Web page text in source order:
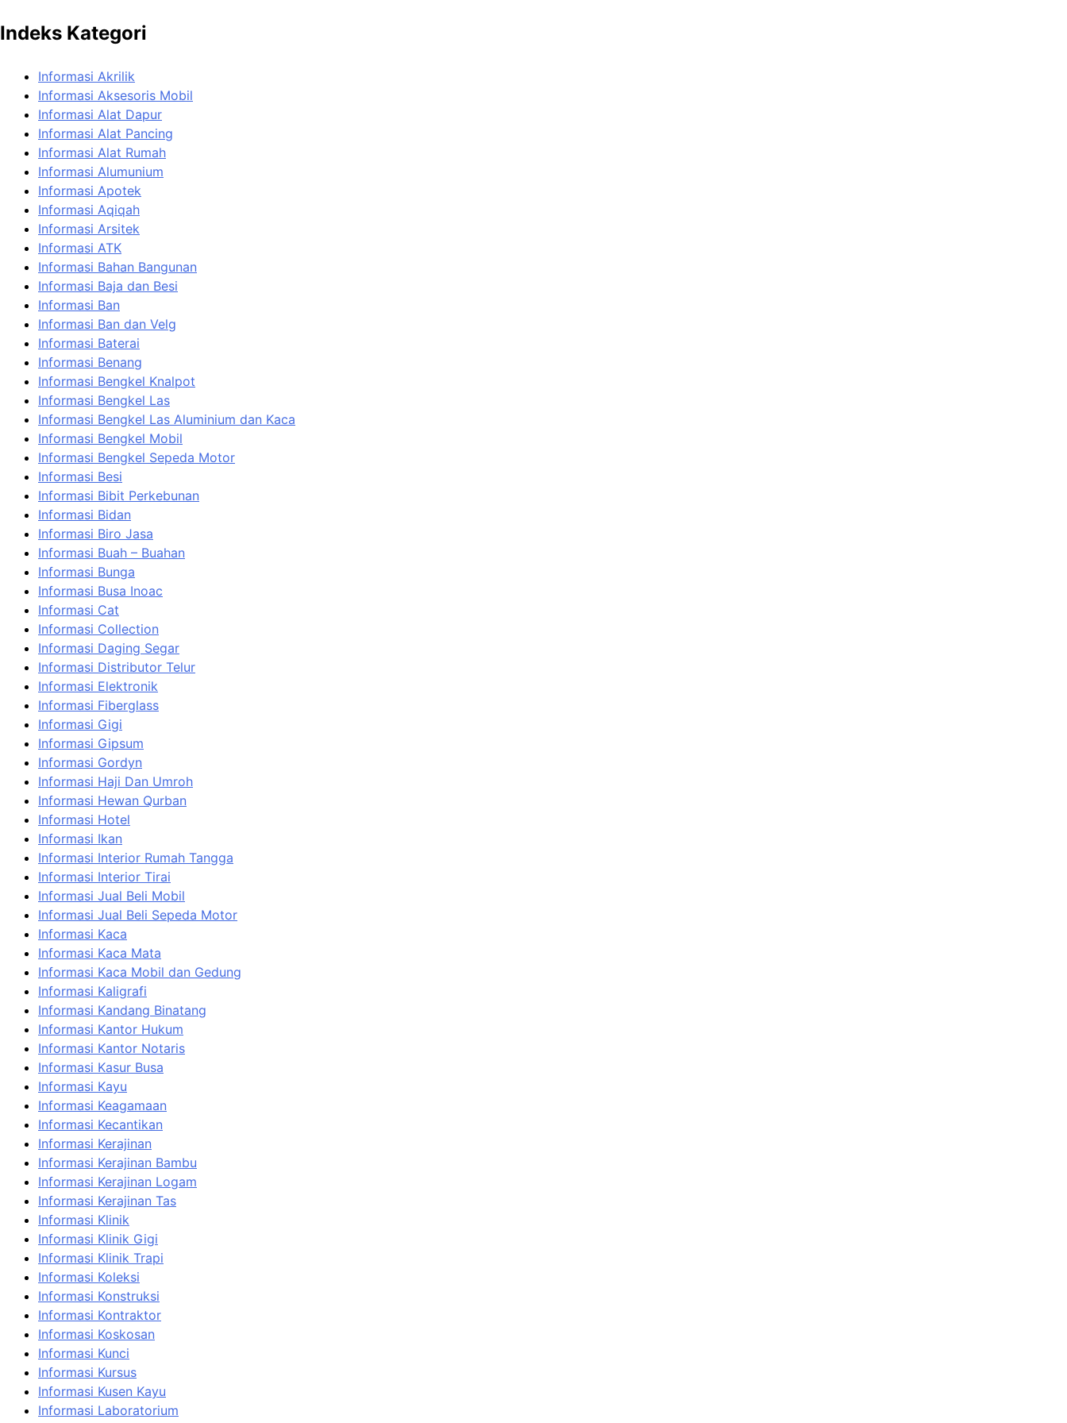
Indeks Kategori
Informasi Akrilik
Informasi Aksesoris Mobil
Informasi Alat Dapur
Informasi Alat Pancing
Informasi Alat Rumah
Informasi Alumunium
Informasi Apotek
Informasi Aqiqah
Informasi Arsitek
Informasi ATK
Informasi Bahan Bangunan
Informasi Baja dan Besi
Informasi Ban
Informasi Ban dan Velg
Informasi Baterai
Informasi Benang
Informasi Bengkel Knalpot
Informasi Bengkel Las
Informasi Bengkel Las Aluminium dan Kaca
Informasi Bengkel Mobil
Informasi Bengkel Sepeda Motor
Informasi Besi
Informasi Bibit Perkebunan
Informasi Bidan
Informasi Biro Jasa
Informasi Buah – Buahan
Informasi Bunga
Informasi Busa Inoac
Informasi Cat
Informasi Collection
Informasi Daging Segar
Informasi Distributor Telur
Informasi Elektronik
Informasi Fiberglass
Informasi Gigi
Informasi Gipsum
Informasi Gordyn
Informasi Haji Dan Umroh
Informasi Hewan Qurban
Informasi Hotel
Informasi Ikan
Informasi Interior Rumah Tangga
Informasi Interior Tirai
Informasi Jual Beli Mobil
Informasi Jual Beli Sepeda Motor
Informasi Kaca
Informasi Kaca Mata
Informasi Kaca Mobil dan Gedung
Informasi Kaligrafi
Informasi Kandang Binatang
Informasi Kantor Hukum
Informasi Kantor Notaris
Informasi Kasur Busa
Informasi Kayu
Informasi Keagamaan
Informasi Kecantikan
Informasi Kerajinan
Informasi Kerajinan Bambu
Informasi Kerajinan Logam
Informasi Kerajinan Tas
Informasi Klinik
Informasi Klinik Gigi
Informasi Klinik Trapi
Informasi Koleksi
Informasi Konstruksi
Informasi Kontraktor
Informasi Koskosan
Informasi Kunci
Informasi Kursus
Informasi Kusen Kayu
Informasi Laboratorium